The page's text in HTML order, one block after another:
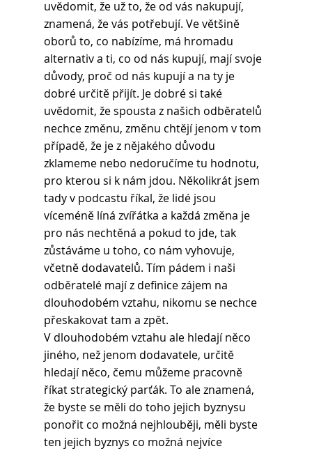
uvědomit, že už to, že od vás nakupují,
znamená, že vás potřebují. Ve většině
oborů to, co nabízíme, má hromadu
alternativ a ti, co od nás kupují, mají svoje
důvody, proč od nás kupují a na ty je
dobré určitě přijít. Je dobré si také
uvědomit, že spousta z našich odběratelů
nechce změnu, změnu chtějí jenom v tom
případě, že je z nějakého důvodu
zklameme nebo nedoručíme tu hodnotu,
pro kterou si k nám jdou. Několikrát jsem
tady v podcastu říkal, že lidé jsou
víceméně líná zvířátka a každá změna je
pro nás nechtěná a pokud to jde, tak
zůstáváme u toho, co nám vyhovuje,
včetně dodavatelů. Tím pádem i naši
odběratelé mají z definice zájem na
dlouhodobém vztahu, nikomu se nechce
přeskakovat tam a zpět.
V dlouhodobém vztahu ale hledají něco
jiného, než jenom dodavatele, určitě
hledají něco, čemu můžeme pracovně
říkat strategický parťák. To ale znamená,
že byste se měli do toho jejich byznysu
ponořit co možná nejhlouběji, měli byste
ten jejich byznys co možná nejvíce